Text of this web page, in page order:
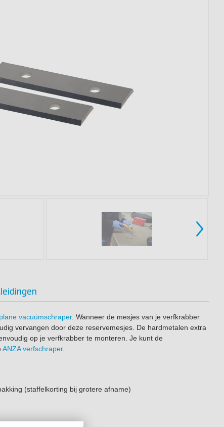
vacuümschraper. Wanneer de mesjes van je verfkrabber
vervangen door deze reservemesjes. De hardmetalen extra
op je verfkrabber te monteren. Je kunt de
ANZA verfschraper.
(staffelkorting bij grotere afname)